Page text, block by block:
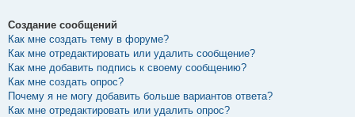
Создание сообщений
Как мне создать тему в форуме?
Как мне отредактировать или удалить сообщение?
Как мне добавить подпись к своему сообщению?
Как мне создать опрос?
Почему я не могу добавить больше вариантов ответа?
Как мне отредактировать или удалить опрос?